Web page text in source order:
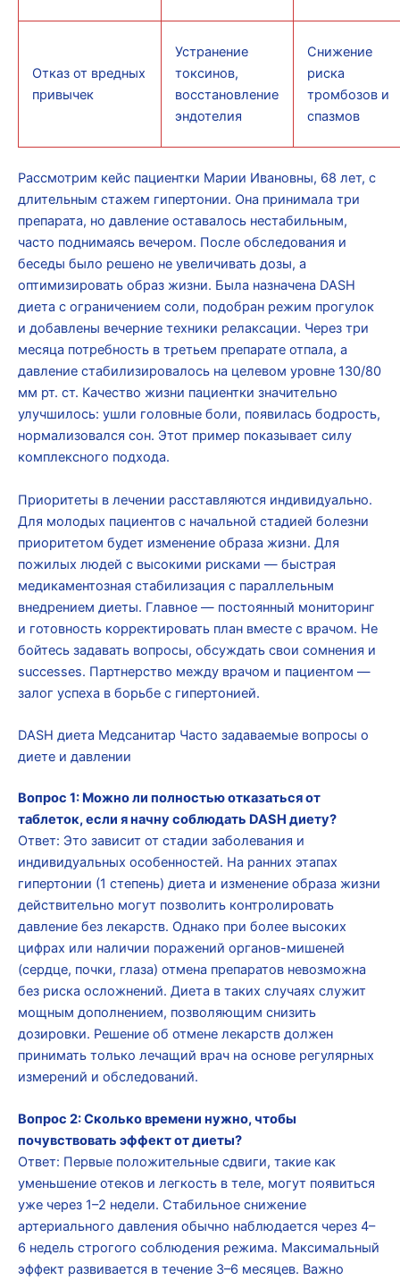
Отказ от вредных
привычек
Устранение
токсинов,
восстановление
эндотелия
Снижение
риска
тромбозов и
спазмов
Рассмотрим кейс пациентки Марии Ивановны, 68 лет, с
длительным стажем гипертонии. Она принимала три
препарата, но давление оставалось нестабильным,
часто поднимаясь вечером. После обследования и
беседы было решено не увеличивать дозы, а
оптимизировать образ жизни. Была назначена DASH
диета с ограничением соли, подобран режим прогулок
и добавлены вечерние техники релаксации. Через три
месяца потребность в третьем препарате отпала, а
давление стабилизировалось на целевом уровне 130/80
мм рт. ст. Качество жизни пациентки значительно
улучшилось: ушли головные боли, появилась бодрость,
нормализовался сон. Этот пример показывает силу
комплексного подхода.
Приоритеты в лечении расставляются индивидуально.
Для молодых пациентов с начальной стадией болезни
приоритетом будет изменение образа жизни. Для
пожилых людей с высокими рисками — быстрая
медикаментозная стабилизация с параллельным
внедрением диеты. Главное — постоянный мониторинг
и готовность корректировать план вместе с врачом. Не
бойтесь задавать вопросы, обсуждать свои сомнения и
successes. Партнерство между врачом и пациентом —
залог успеха в борьбе с гипертонией.
DASH диета Медсанитар Часто задаваемые вопросы о
диете и давлении
Вопрос 1: Можно ли полностью отказаться от
таблеток, если я начну соблюдать DASH диету?
Ответ: Это зависит от стадии заболевания и
индивидуальных особенностей. На ранних этапах
гипертонии (1 степень) диета и изменение образа жизни
действительно могут позволить контролировать
давление без лекарств. Однако при более высоких
цифрах или наличии поражений органов-мишеней
(сердце, почки, глаза) отмена препаратов невозможна
без риска осложнений. Диета в таких случаях служит
мощным дополнением, позволяющим снизить
дозировки. Решение об отмене лекарств должен
принимать только лечащий врач на основе регулярных
измерений и обследований.
Вопрос 2: Сколько времени нужно, чтобы
почувствовать эффект от диеты?
Ответ: Первые положительные сдвиги, такие как
уменьшение отеков и легкость в теле, могут появиться
уже через 1–2 недели. Стабильное снижение
артериального давления обычно наблюдается через 4–
6 недель строгого соблюдения режима. Максимальный
эффект развивается в течение 3–6 месяцев. Важно